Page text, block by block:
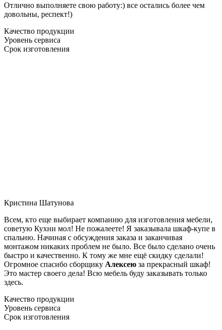
Отлично выполняете свою работу:) все остались более чем
довольны, респект!)
Качество продукции
Уровень сервиса
Срок изготовления
Кристина Шатунова
Всем, кто еще выбирает компанию для изготовления мебели,
советую Кухни мол! Не пожалеете! Я заказывала шкаф-купе в
спальню. Начиная с обсуждения заказа и заканчивая
монтажом никаких проблем не было. Все было сделано очень
быстро и качественно. К тому же мне ещё скидку сделали!
Огромное спасибо сборщику Алексею за прекрасный шкаф!
Это мастер своего дела! Всю мебель буду заказывать только
здесь.
Качество продукции
Уровень сервиса
Срок изготовления